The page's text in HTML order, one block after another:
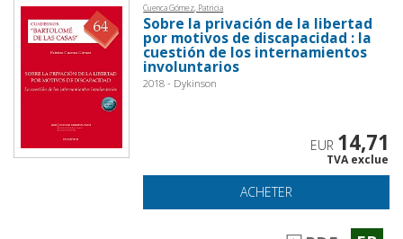
Cuenca Gómez, Patricia
Sobre la privación de la libertad
por motivos de discapacidad : la
cuestión de los internamientos
involuntarios
2018 - Dykinson
EUR 14,71
TVA exclue
ACHETER